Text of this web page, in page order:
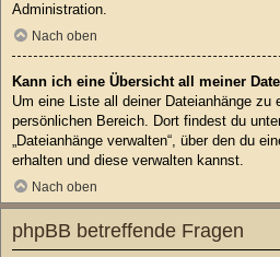
Administration.
Nach oben
Kann ich eine Übersicht all meiner
Um eine Liste all deiner Dateianhänge zu
persönlichen Bereich. Dort findest du
„Dateianhänge verwalten“, über den du
erhalten und diese verwalten kannst.
Nach oben
phpBB betreffende Fragen